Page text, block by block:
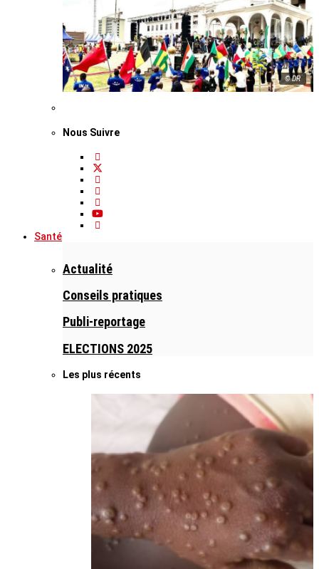
© DR
Nous Suivre
Santé
Actualité
Conseils pratiques
Publi-reportage
ELECTIONS 2025
Les plus récents